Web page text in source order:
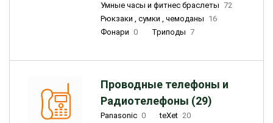
Умные часы и фитнес браслеты 72
Рюкзаки , сумки , чемоданы 16
Фонари 0 Триподы 7
Проводные телефоны и
Радиотелефоны (29)
Panasonic 0 teXet 20